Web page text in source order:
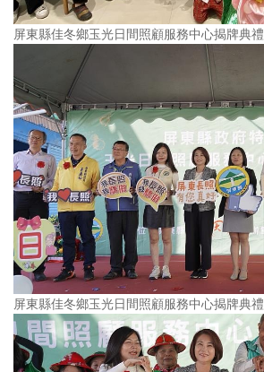
屏東縣佳冬鄉玉光日間照顧服務中心揭牌典禮
屏東縣佳冬鄉玉光日間照顧服務中心揭牌典禮